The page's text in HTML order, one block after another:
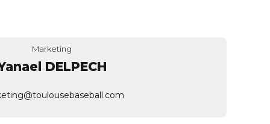
Marketing
DELPECH